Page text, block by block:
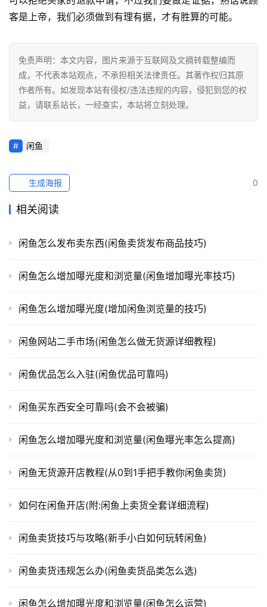
境
导
客是上帝，我们必须做到有理有据，才有胜算的可能。
免责声明：本文内容，图片来源于互联网及文摘转载整编而
成，不代表本站观点，不承担相关法律责任。其著作权归其原
作者所有。如发现本站有侵权/违法违规的内容，侵犯到您的权
益，请联系站长，一经查实，本站将立刻处理。
闲鱼
0
生成海报
相关阅读
闲鱼怎么发布卖东西(闲鱼卖货发布商品技巧)
闲鱼怎么增加曝光度和浏览量(闲鱼增加曝光率技巧)
闲鱼怎么增加曝光度(增加闲鱼浏览量的技巧)
闲鱼网站二手市场(闲鱼怎么做无货源详细教程)
闲鱼优品怎么入驻(闲鱼优品可靠吗)
闲鱼买东西安全可靠吗(会不会被骗)
闲鱼怎么增加曝光度和浏览量(闲鱼曝光率怎么提高)
闲鱼无货源开店教程(从0到1手把手教你闲鱼卖货)
如何在闲鱼开店(附:闲鱼上卖货全套详细流程)
闲鱼卖货技巧与攻略(新手小白如何玩转闲鱼)
闲鱼卖货违规怎么办(闲鱼卖货品类怎么选)
闲鱼怎么增加曝光度和浏览量(闲鱼怎么运营)